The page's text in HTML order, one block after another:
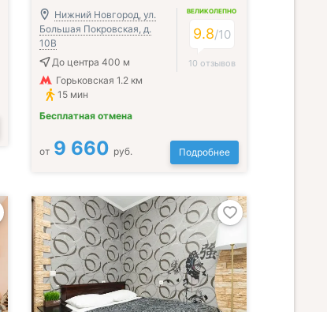
Нижний Новгород, ул.
Большая Покровская, д.
10В
До центра 400 м
Горьковская 1.2 км
15 мин
Бесплатная отмена
ВЕЛИКОЛЕПНО
9.8/10
10 отзывов
от 9 660 руб. Подробнее